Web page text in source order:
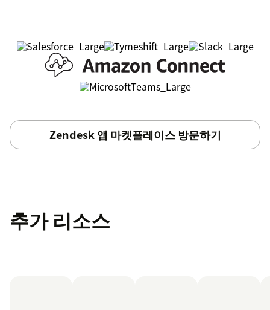
Zendesk 앱 마켓플레이스 방문하기
추가 리소스